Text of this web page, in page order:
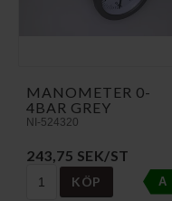
MANOMETER 0-
4BAR GREY
NI-524320
243,75 SEK/ST
KÖP A